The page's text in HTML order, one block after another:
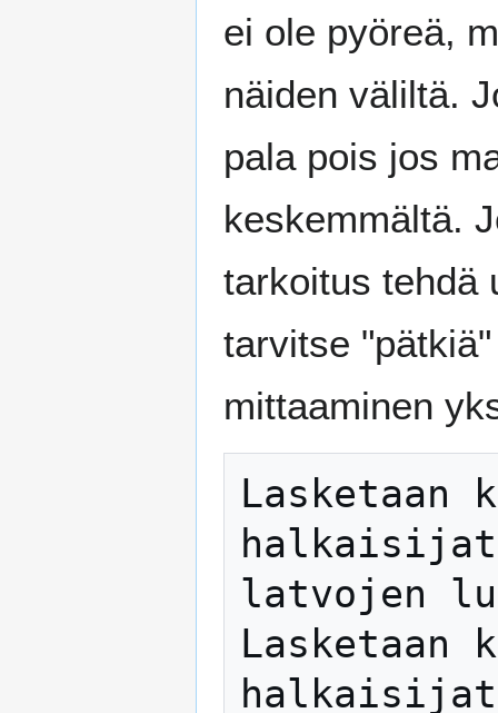
ei ole pyöreä,
näiden väliltä.
pala pois jos
keskemmältä.
tarkoitus tehdä
tarvitse
mittaaminen
latvojen